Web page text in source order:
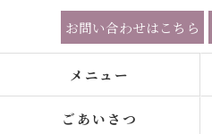
お問い合わせはこちら
メニュー
ごあいさつ